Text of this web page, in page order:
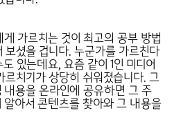
가르치는 것이 최고의 공부 방법
보셨을 겁니다. 누군가를 가르친다
있는데요, 요즘 같이 1인 미디어
치기가 상당히 쉬워졌습니다. 그
내용을 온라인에 공유하면 그 주
알아서 콘텐츠를 찾아와 그 내용을